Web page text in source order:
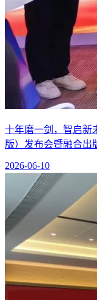
十年磨一剑，智启新
版）发布会暨融合出
2026-06-10